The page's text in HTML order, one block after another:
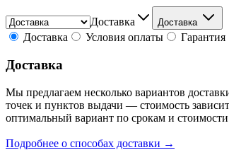
Доставка Доставка
Доставка Условия оплаты Гарантия
Доставка
Мы предлагаем несколько вариантов
точек и пунктов выдачи — стоимость
оптимальный вариант по срокам и
Подробнее о способах доставки →